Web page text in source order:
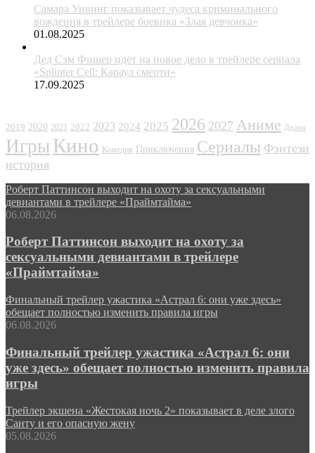
Самара Уивинг показывает чудеса криминального
вождения в трейлере боевика «Злая девчонка»
01.08.2025
Дед Сэм Фишер идёт на новое дело в трейлере сериала
«Splinter Cell: Караул смерти»
17.09.2025
2019 2020 2021 2022 2023 2024 2025 2026 2027 Аниме Драма
Игры Кино Комедия Приключения Сериалы Фэнтези
история
Роберт Паттинсон выходит на охоту за сексуальными
девиантами в трейлере «Праймтайма»
06.08.2026
Роберт Паттинсон выходит на охоту за
сексуальными девиантами в трейлере
«Праймтайма»
Финальный трейлер ужастика «Астрал 6: они уже здесь»
обещает полностью изменить правила игры
06.08.2026
Финальный трейлер ужастика «Астрал 6: они
уже здесь» обещает полностью изменить правила
игры
Трейлер экшена «Жестокая ночь 2» показывает в деле злого
Санту и его опасную жену
05.08.2026